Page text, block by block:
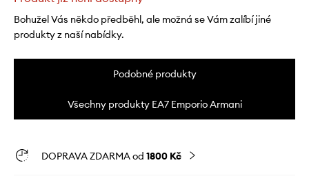
Bohužel Vás někdo předběhl, ale možná se Vám zalíbí jiné
produkty z naší nabídky.
Podobné produkty
Všechny produkty EA7 Emporio Armani
DOPRAVA ZDARMA od 1800 Kč